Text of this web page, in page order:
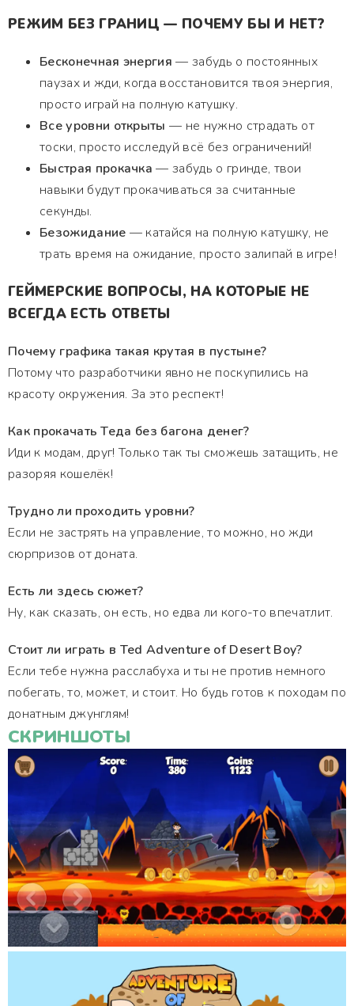
РЕЖИМ БЕЗ ГРАНИЦ — ПОЧЕМУ БЫ И НЕТ?
Бесконечная энергия — забудь о постоянных
паузах и жди, когда восстановится твоя энергия,
просто играй на полную катушку.
Все уровни открыты — не нужно страдать от
тоски, просто исследуй всё без ограничений!
Быстрая прокачка — забудь о гринде, твои
навыки будут прокачиваться за считанные
секунды.
Безожидание — катайся на полную катушку, не
трать время на ожидание, просто залипай в игре!
ГЕЙМЕРСКИЕ ВОПРОСЫ, НА КОТОРЫЕ НЕ
ВСЕГДА ЕСТЬ ОТВЕТЫ
Почему графика такая крутая в пустыне?
Потому что разработчики явно не поскупились на
красоту окружения. За это респект!
Как прокачать Теда без багона денег?
Иди к модам, друг! Только так ты сможешь затащить, не
разоряя кошелёк!
Трудно ли проходить уровни?
Если не застрять на управление, то можно, но жди
сюрпризов от доната.
Есть ли здесь сюжет?
Ну, как сказать, он есть, но едва ли кого-то впечатлит.
Стоит ли играть в Ted Adventure of Desert Boy?
Если тебе нужна расслабуха и ты не против немного
побегать, то, может, и стоит. Но будь готов к походам по
донатным джунглям!
СКРИНШОТЫ